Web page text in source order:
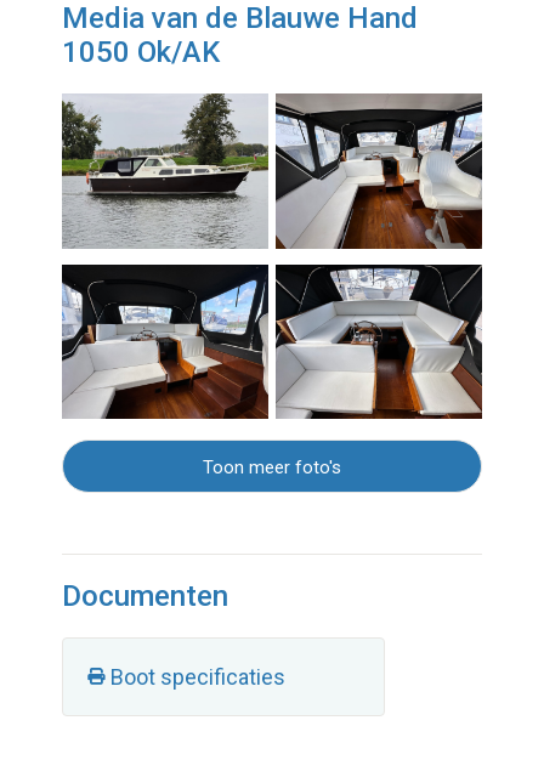
Media van de Blauwe Hand
1050 Ok/AK
Toon meer foto's
Documenten
Boot specificaties